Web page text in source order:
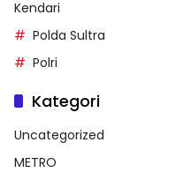
Kendari
Polda Sultra
Polri
Kategori
Uncategorized
METRO